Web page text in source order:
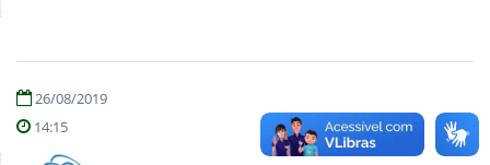
26/08/2019
14:15